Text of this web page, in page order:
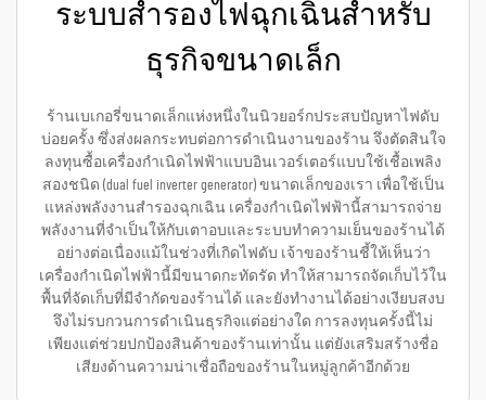
ระบบสำรองไฟฉุกเฉินสำหรับ
ธุรกิจขนาดเล็ก
ร้านเบเกอรี่ขนาดเล็กแห่งหนึ่งในนิวยอร์กประสบปัญหาไฟดับ
บ่อยครั้ง ซึ่งส่งผลกระทบต่อการดำเนินงานของร้าน จึงตัดสินใจ
ลงทุนซื้อเครื่องกำเนิดไฟฟ้าแบบอินเวอร์เตอร์แบบใช้เชื้อเพลิง
สองชนิด (dual fuel inverter generator) ขนาดเล็กของเรา เพื่อใช้เป็น
แหล่งพลังงานสำรองฉุกเฉิน เครื่องกำเนิดไฟฟ้านี้สามารถจ่าย
พลังงานที่จำเป็นให้กับเตาอบและระบบทำความเย็นของร้านได้
อย่างต่อเนื่องแม้ในช่วงที่เกิดไฟดับ เจ้าของร้านชี้ให้เห็นว่า
เครื่องกำเนิดไฟฟ้านี้มีขนาดกะทัดรัด ทำให้สามารถจัดเก็บไว้ใน
พื้นที่จัดเก็บที่มีจำกัดของร้านได้ และยังทำงานได้อย่างเงียบสงบ
จึงไม่รบกวนการดำเนินธุรกิจแต่อย่างใด การลงทุนครั้งนี้ไม่
เพียงแต่ช่วยปกป้องสินค้าของร้านเท่านั้น แต่ยังเสริมสร้างชื่อ
เสียงด้านความน่าเชื่อถือของร้านในหมู่ลูกค้าอีกด้วย